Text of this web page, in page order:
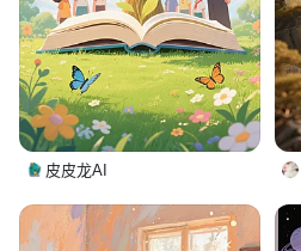
皮皮龙AI